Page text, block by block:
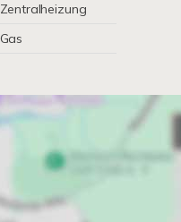
Zentralheizung
Gas